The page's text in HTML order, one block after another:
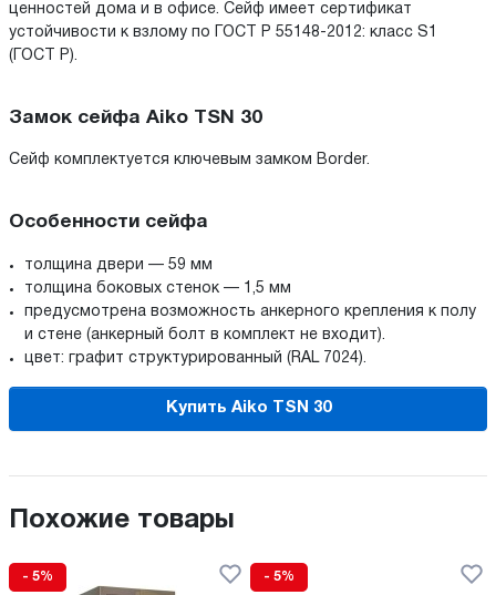
ценностей дома и в офисе. Cейф имеет сертификат
устойчивости к взлому по ГОСТ Р 55148-2012: класс S1
(ГОСТ Р).
Замок сейфа Aiko TSN 30
Сейф комплектуется ключевым замком Border.
Особенности сейфа
толщина двери — 59 мм
толщина боковых стенок — 1,5 мм
предусмотрена возможность анкерного крепления к полу
и стене (анкерный болт в комплект не входит).
цвет: графит структурированный (RAL 7024).
Купить Aiko TSN 30
Похожие товары
- 5% - 5%